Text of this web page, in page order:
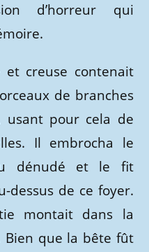
d’horreur qui
creuse contenait
de branches
pour cela de
Il embrocha le
dénudé et le fit
dessus de ce foyer.
montait dans la
Bien que la bête fût